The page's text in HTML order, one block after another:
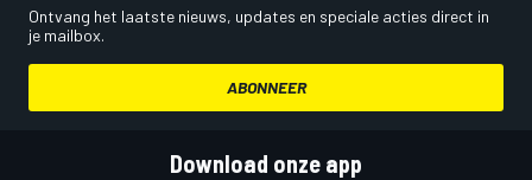
Ontvang het laatste nieuws, updates en speciale acties direct in
je mailbox.
ABONNEER
Download onze app